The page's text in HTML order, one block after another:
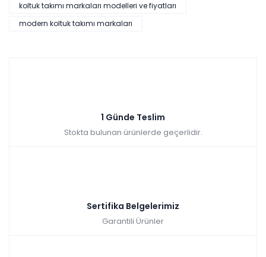
koltuk takımı markaları modelleri ve fiyatları
modern koltuk takımı markaları
1 Günde Teslim
Stokta bulunan ürünlerde geçerlidir.
Sertifika Belgelerimiz
Garantili Ürünler